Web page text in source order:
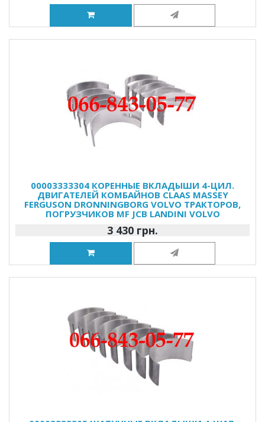
00003333304 КОРЕННЫЕ ВКЛАДЫШИ 4-ЦИЛ.
ДВИГАТЕЛЕЙ КОМБАЙНОВ CLAAS MASSEY
FERGUSON DRONNINGBORG VOLVO ТРАКТОРОВ,
ПОГРУЗЧИКОВ MF JCB LANDINI VOLVO
3 430 грн.